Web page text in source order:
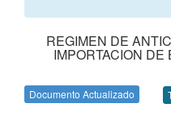
REGIMEN DE
IMPORTACION
Documento Actualizado